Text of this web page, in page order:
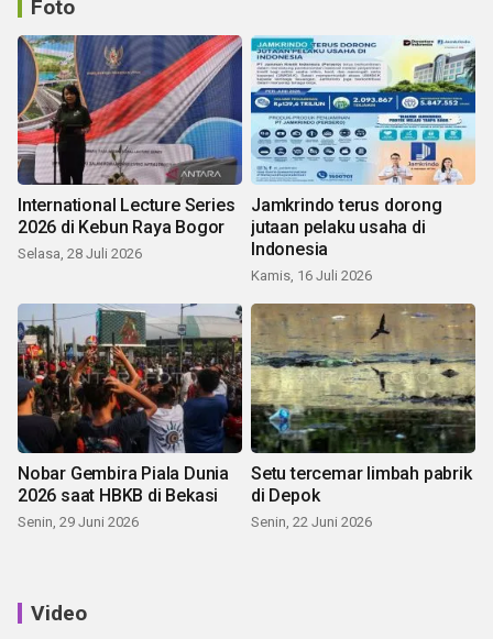
Foto
International Lecture Series
2026 di Kebun Raya Bogor
Selasa, 28 Juli 2026
Jamkrindo terus dorong
jutaan pelaku usaha di
Indonesia
Kamis, 16 Juli 2026
Nobar Gembira Piala Dunia
2026 saat HBKB di Bekasi
Senin, 29 Juni 2026
Setu tercemar limbah pabrik
di Depok
Senin, 22 Juni 2026
Video